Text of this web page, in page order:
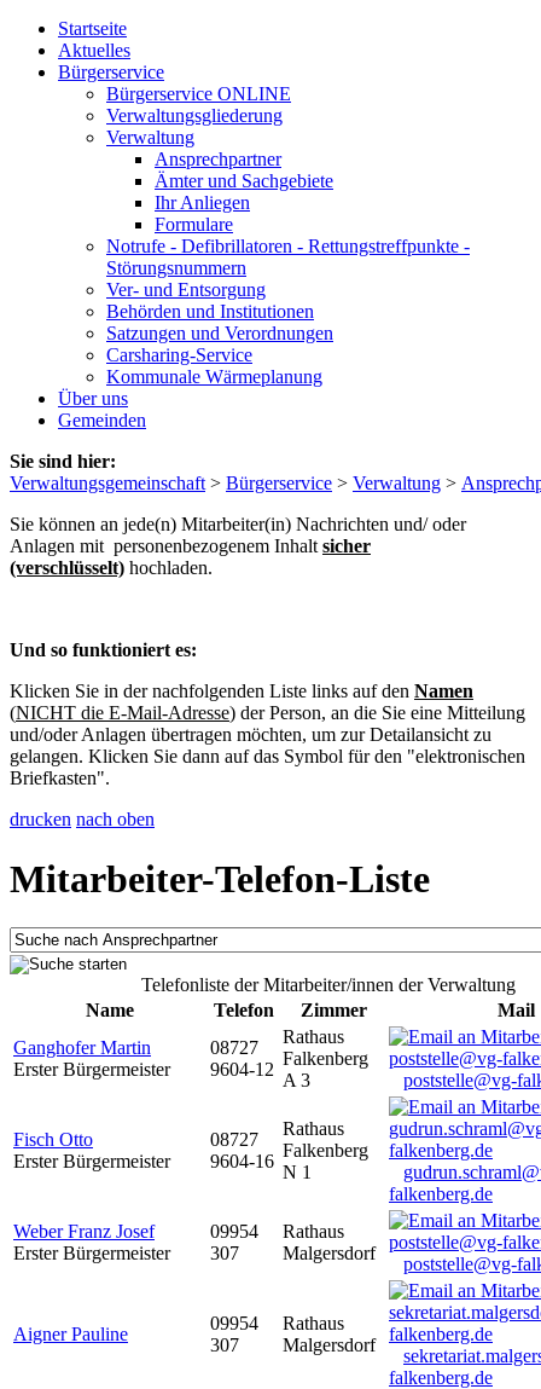
Startseite
Aktuelles
Bürgerservice
Bürgerservice ONLINE
Verwaltungsgliederung
Verwaltung
Ansprechpartner
Ämter und Sachgebiete
Ihr Anliegen
Formulare
Notrufe - Defibrillatoren - Rettungstreffpunkte -
Störungsnummern
Ver- und Entsorgung
Behörden und Institutionen
Satzungen und Verordnungen
Carsharing-Service
Kommunale Wärmeplanung
Über uns
Gemeinden
Sie sind hier:
Verwaltungsgemeinschaft > Bürgerservice > Verwaltung >
Sie können an jede(n) Mitarbeiter(in) Nachrichten und/ oder
Anlagen mit personenbezogenem Inhalt sicher
(verschlüsselt) hochladen.
Und so funktioniert es:
Klicken Sie in der nachfolgenden Liste links auf den Namen
(NICHT die E-Mail-Adresse) der Person, an die Sie eine Mitteilung
und/oder Anlagen übertragen möchten, um zur Detailansicht zu
gelangen. Klicken Sie dann auf das Symbol für den "elektronischen
Briefkasten".
drucken nach oben
Mitarbeiter-Telefon-Liste
Telefonliste der Mitarbeiter/innen der Verwaltung
Name
Telefon Zimmer
Mail
Ganghofer Martin
Erster Bürgermeister
08727
9604-12
Rathaus
Falkenberg
A 3
poststelle@vg-
Fisch Otto
Erster Bürgermeister
08727
9604-16
Rathaus
Falkenberg
N 1
falkenberg.de
Weber Franz Josef
Erster Bürgermeister
09954
307
Rathaus
Malgersdorf
poststelle@vg-
Aigner Pauline
09954
307
Rathaus
Malgersdorf
falkenberg.de